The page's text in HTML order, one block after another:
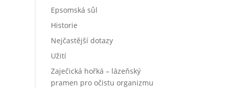
Epsomská sůl
Historie
Nejčastější dotazy
Užití
Zaječická hořká – lázeňský
pramen pro očistu organizmu